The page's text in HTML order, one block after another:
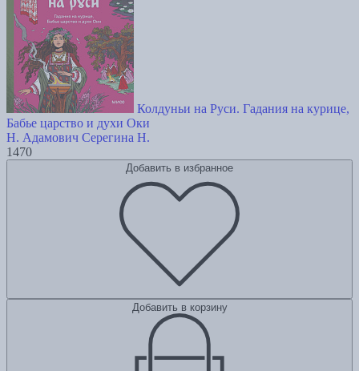
Колдуньи на Руси. Гадания на курице,
Бабье царство и духи Оки
Н. Адамович Серегина Н.
1470
Добавить в избранное
Добавить в корзину